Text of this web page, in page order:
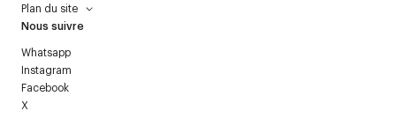
Plan du site
Nous suivre
Whatsapp
Instagram
Facebook
X